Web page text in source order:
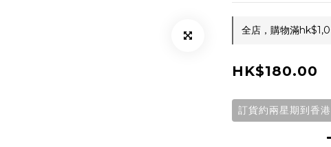
全店，購物滿
HK$180.00
訂貨約兩星期到香港